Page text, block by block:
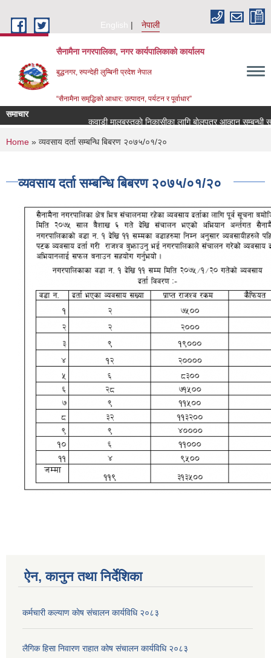
English
नेपाली
सैनामैना नगरपालिका, नगर कार्यपालिकाको कार्यालय
बुद्धनगर, रुपन्देही लुम्बिनी प्रदेश नेपाल
“सैनामैना समृद्धिको आधार: उत्पादन, पर्यटन र पूर्वाधार”
समाचार
कवाडी मालबस्तुकाे निकासीका लागि बाेलपत्र आव्हान सम्बन्धी
You are here
Home » व्यवसाय दर्ता सम्बन्धि बिबरण २०७५/०१/२०
व्यवसाय दर्ता सम्बन्धि बिबरण २०७५/०१/२०
ऐन, कानुन तथा निर्देशिका
कर्मचारी कल्याण काेष संचालन कार्यविधि २०८३
लैगिक हिसा निवारण राहात कोष संचालन कार्यविधि २०८३